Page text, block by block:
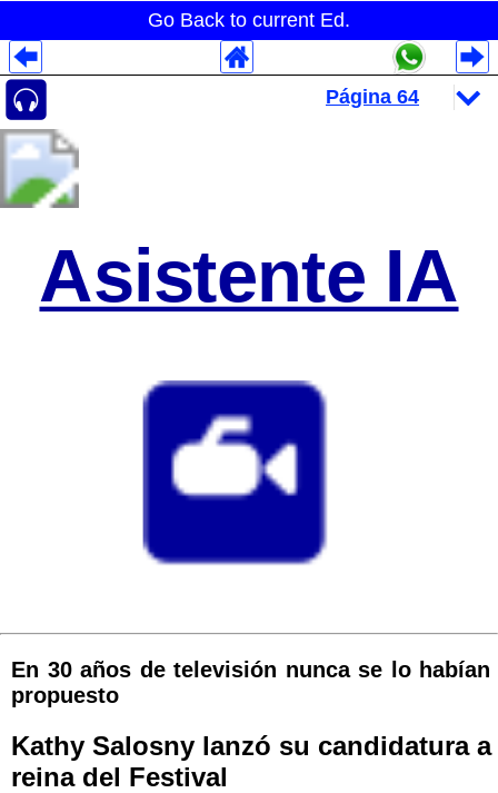
Go Back to current Ed.
Asistente IA
En 30 años de televisión nunca se lo habían
propuesto
Kathy Salosny lanzó su candidatura a
reina del Festival
Despliegues Analytics
Despliegues Totales
Despliegues por Rubros